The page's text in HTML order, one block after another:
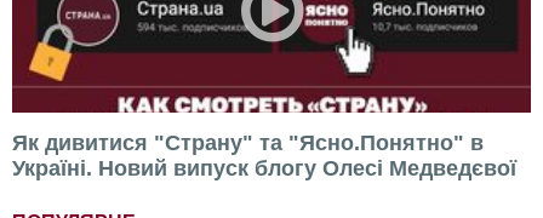
Як дивитися "Страну" та "Ясно.Понятно" в
Україні. Новий випуск блогу Олесі Медведєвої